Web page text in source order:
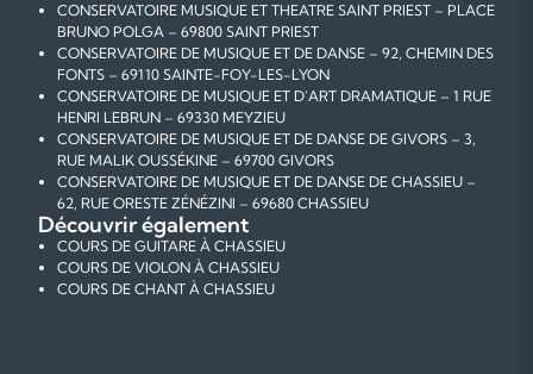
CONSERVATOIRE MUSIQUE ET THEATRE SAINT PRIEST – PLACE
BRUNO POLGA – 69800 SAINT PRIEST
CONSERVATOIRE DE MUSIQUE ET DE DANSE – 92, CHEMIN DES
FONTS – 69110 SAINTE-FOY-LES-LYON
CONSERVATOIRE DE MUSIQUE ET D'ART DRAMATIQUE – 1 RUE
HENRI LEBRUN – 69330 MEYZIEU
CONSERVATOIRE DE MUSIQUE ET DE DANSE DE GIVORS – 3,
RUE MALIK OUSSÉKINE – 69700 GIVORS
CONSERVATOIRE DE MUSIQUE ET DE DANSE DE CHASSIEU –
62, RUE ORESTE ZÉNÉZINI – 69680 CHASSIEU
Découvrir également
COURS DE GUITARE À CHASSIEU
COURS DE VIOLON À CHASSIEU
COURS DE CHANT À CHASSIEU